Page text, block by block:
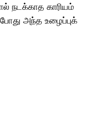
நடக்காத காரியம்
அந்த உழைப்புக்